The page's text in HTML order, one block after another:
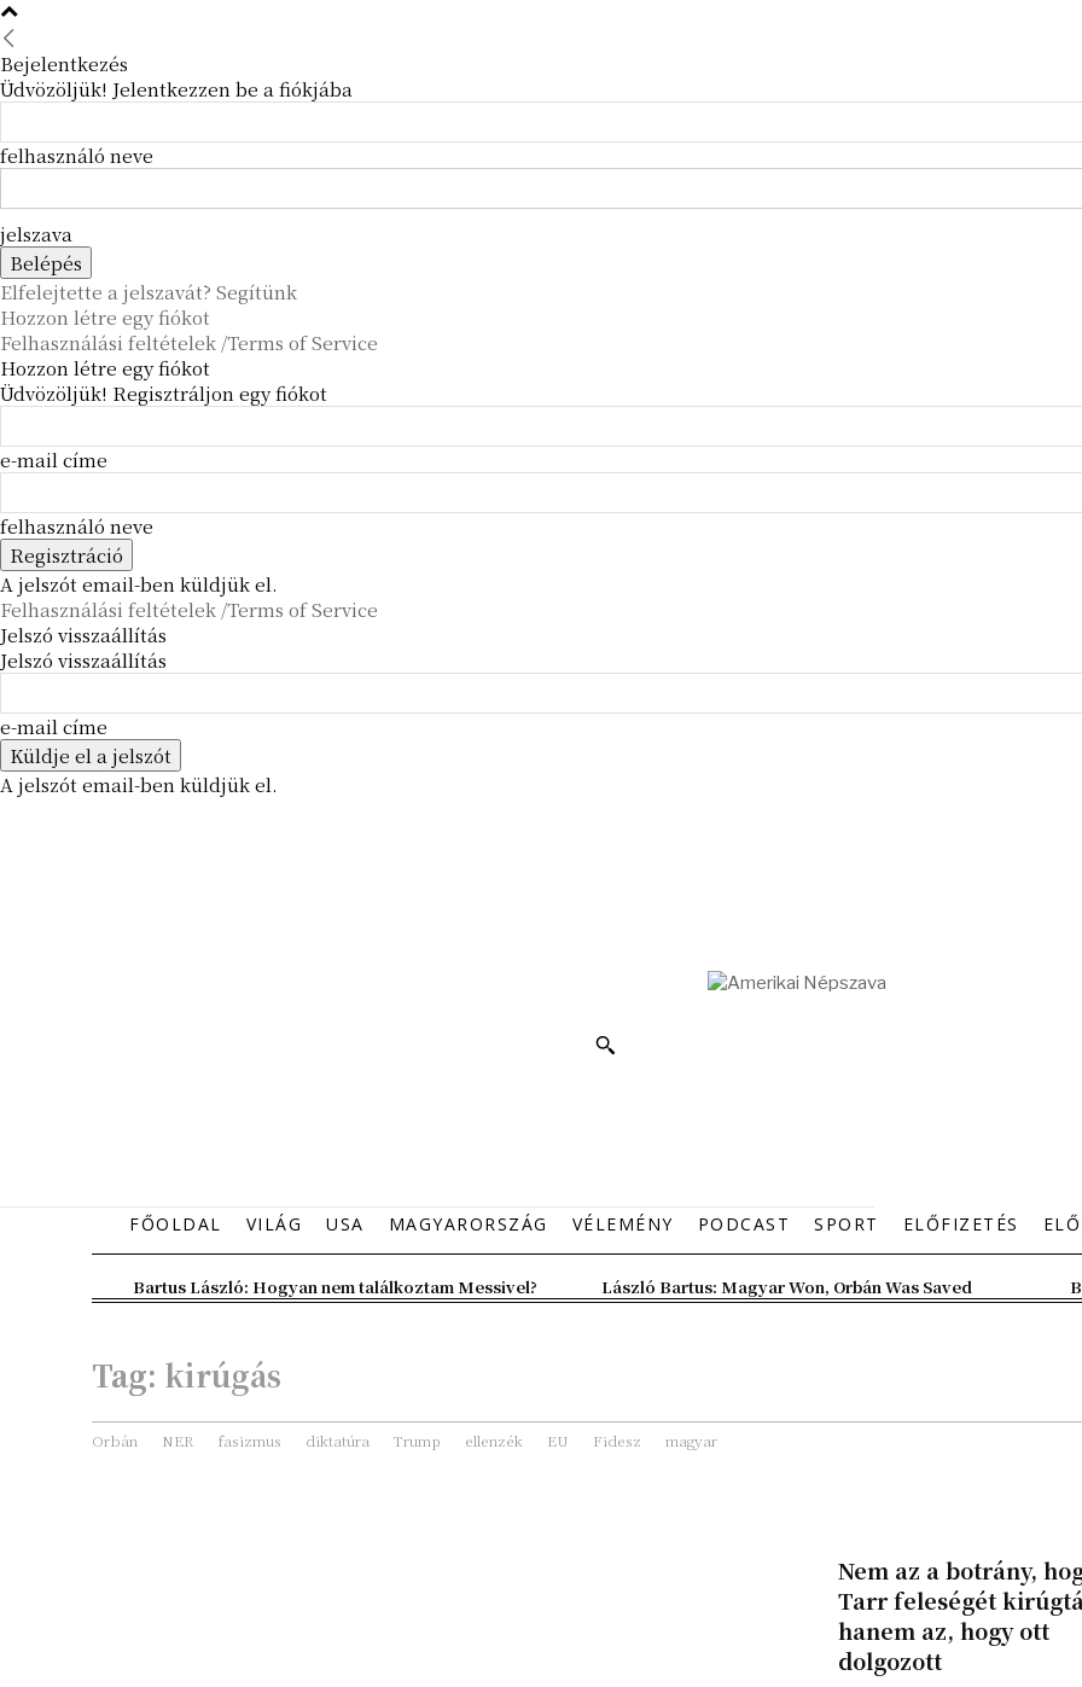
Bejelentkezés
Üdvözöljük! Jelentkezzen be a fiókjába
felhasználó neve
jelszava
Elfelejtette a jelszavát? Segítünk
Hozzon létre egy fiókot
Felhasználási feltételek /Terms of Service
Hozzon létre egy fiókot
Üdvözöljük! Regisztráljon egy fiókot
e-mail címe
felhasználó neve
A jelszót email-ben küldjük el.
Felhasználási feltételek /Terms of Service
Jelszó visszaállítás
Jelszó visszaállítás
e-mail címe
A jelszót email-ben küldjük el.
FŐOLDAL VILÁG USA MAGYARORSZÁG VÉLEMÉNY PODCAST SPORT ELŐFIZETÉS
Bartus László: Hogyan nem találkoztam Messivel? László Bartus: Magyar Won, Orbán Was Saved
Tag: kirúgás
Orbán NER fasizmus diktatúra Trump ellenzék EU Fidesz magyar
Nem az a botrány,
Tarr feleségét
hanem az, hogy ott
dolgozott